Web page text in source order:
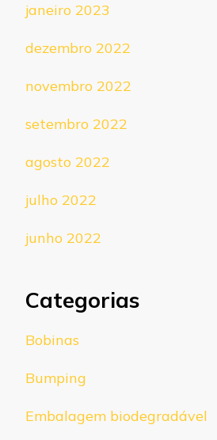
janeiro 2023
dezembro 2022
novembro 2022
setembro 2022
agosto 2022
julho 2022
junho 2022
Categorias
Bobinas
Bumping
Embalagem biodegradável